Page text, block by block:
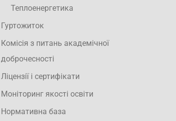
Теплоенергетика
Гуртожиток
Комісія з питань академічної
доброчесності
Ліцензії і сертифікати
Моніторинг якості освіти
Нормативна база